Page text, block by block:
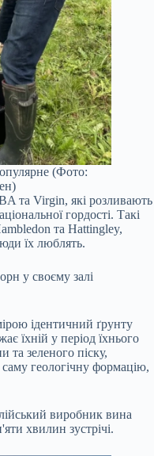
(Фото:
та Virgin, які розливають
гордості. Такі
та Hattingley,
їх люблять.
у своєму залі
ідентичний ґрунту
їхній у період їхнього
та зеленого піску,
геологічну формацію,
виробник вина
хвилин зустрічі.